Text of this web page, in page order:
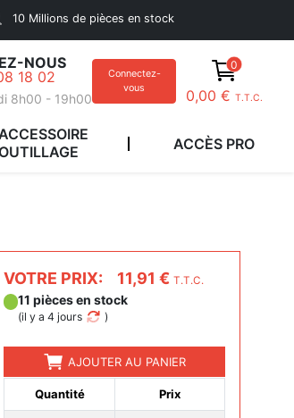
10 Millions de pièces en stock
NOUS
18 02
8h00 - 19h00
Connectez-
vous
0
0,00 € T.T.C.
OUTILLAGE
ACCÈS PRO
VOTRE PRIX: 11,91 € T.T.C.
11 pièces en stock
(il y a 4 jours )
AJOUTER AU PANIER
Quantité Prix